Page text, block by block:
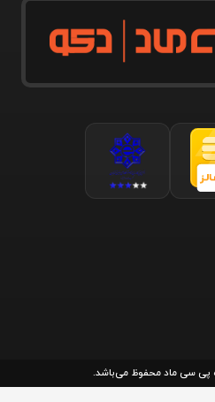
پی سی ماد محفوظ می‌باشد.